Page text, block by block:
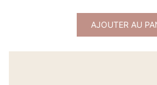
AJOUTER AU